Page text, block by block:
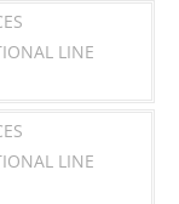
LINE
LINE